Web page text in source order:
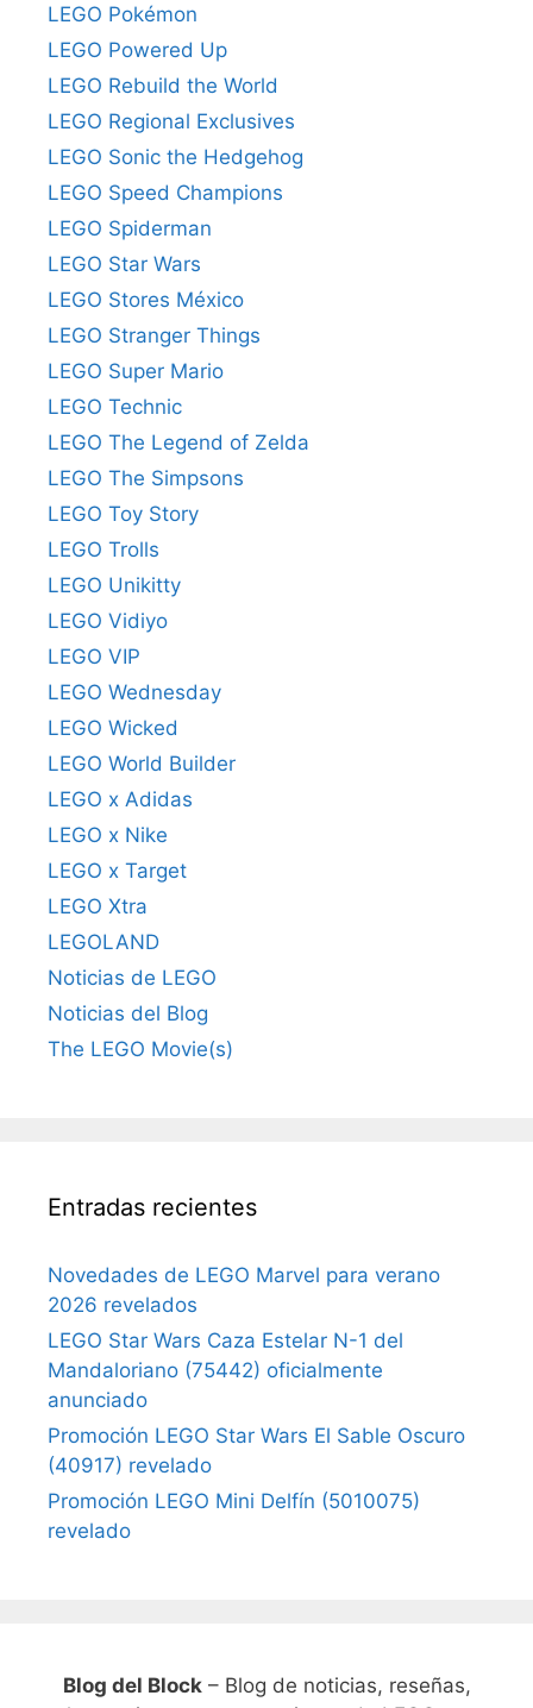
LEGO Pokémon
LEGO Powered Up
LEGO Rebuild the World
LEGO Regional Exclusives
LEGO Sonic the Hedgehog
LEGO Speed Champions
LEGO Spiderman
LEGO Star Wars
LEGO Stores México
LEGO Stranger Things
LEGO Super Mario
LEGO Technic
LEGO The Legend of Zelda
LEGO The Simpsons
LEGO Toy Story
LEGO Trolls
LEGO Unikitty
LEGO Vidiyo
LEGO VIP
LEGO Wednesday
LEGO Wicked
LEGO World Builder
LEGO x Adidas
LEGO x Nike
LEGO x Target
LEGO Xtra
LEGOLAND
Noticias de LEGO
Noticias del Blog
The LEGO Movie(s)
Entradas recientes
Novedades de LEGO Marvel para verano
2026 revelados
LEGO Star Wars Caza Estelar N-1 del
Mandaloriano (75442) oficialmente
anunciado
Promoción LEGO Star Wars El Sable Oscuro
(40917) revelado
Promoción LEGO Mini Delfín (5010075)
revelado
Blog del Block– Blog de noticias, reseñas,